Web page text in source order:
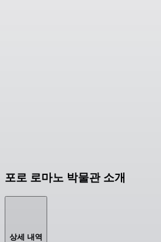
포로 로마노 박물관 소개
상세 내역